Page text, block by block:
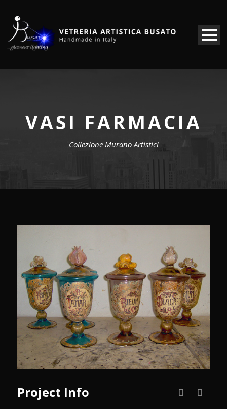
VASI FARMACIA
Collezione Murano Artistici
Project Info